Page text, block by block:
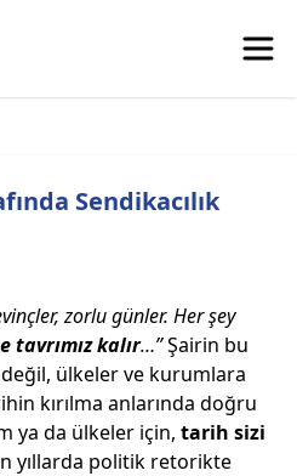
Sendikacılık
zorlu günler. Her şey
tavrımız kalır…”Şairin bu
ülkeler ve kurumlara
kırılma anlarında doğru
ya da ülkeler için, tarih sizi
yıllarda politik retorikte